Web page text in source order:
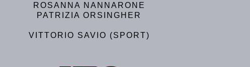
ROSANNA NANNARONE
PATRIZIA ORSINGHER
VITTORIO SAVIO (SPORT)